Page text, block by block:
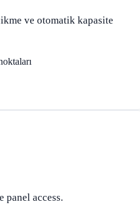
ve otomatik kapasite
panel access.